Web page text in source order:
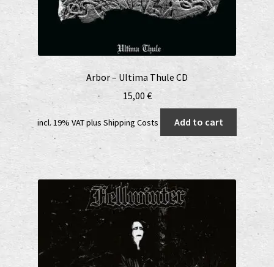
Arbor – Ultima Thule CD
15,00 €
incl. 19% VATplus Shipping Costs Add to cart